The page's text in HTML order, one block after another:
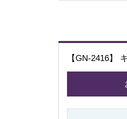
【GN-2416】